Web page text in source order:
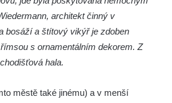
architekt činný v
bosáží a štítový vikýř je zdoben
s ornamentálním dekorem. Z
hala.
městě také jinému) a v menší